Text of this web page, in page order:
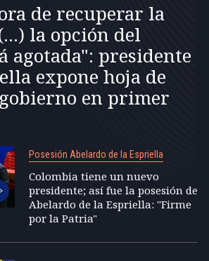
de recuperar la
la opción del
agotada": presidente
expone hoja de
en primer
Posesión Abelardo de la Espriella
Colombia tiene un nuevo
presidente; así fue la posesión de
Abelardo de la Espriella: "Firme
por la Patria"